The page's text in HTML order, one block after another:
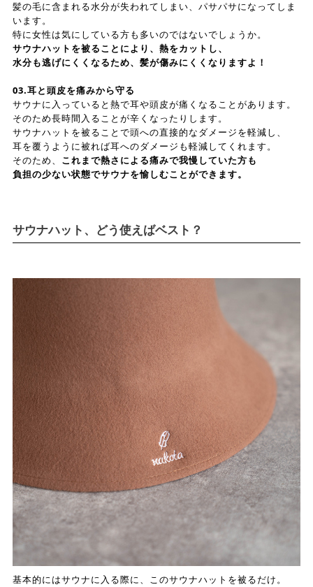
髪の毛に含まれる水分が失われてしまい、パサパサになってしま
います。
特に女性は気にしている方も多いのではないでしょうか。
サウナハットを被ることにより、熱をカットし、
水分も逃げにくくなるため、髪が傷みにくくなりますよ！
03.耳と頭皮を痛みから守る
サウナに入っていると熱で耳や頭皮が痛くなることがあります。
そのため長時間入ることが辛くなったりします。
サウナハットを被ることで頭への直接的なダメージを軽減し、
耳を覆うように被れば耳へのダメージも軽減してくれます。
そのため、 これまで熱さによる痛みで我慢していた方も
負担の少ない状態でサウナを愉しむことができます。
サウナハット、どう使えばベスト？
基本的にはサウナに入る際に、このサウナハットを被るだけ。